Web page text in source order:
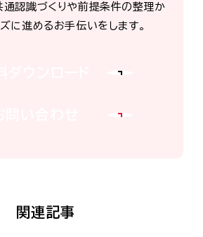
通認識づくりや前提条件の整理か
に進めるお手伝いをします。
関連記事